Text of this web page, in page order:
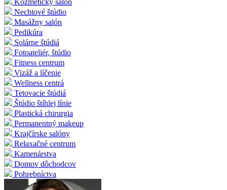
Kozmetický salón
Nechtové štúdio
Masážny salón
Pedikúra
Solárne štúdiá
Fotoateliér, štúdio
Fitness centrum
Vizáž a líčenie
Wellness centrá
Tetovacie štúdiá
Štúdio štíhlej línie
Plastická chirurgia
Permanentný makeup
Krajčírske salóny
Relaxačné centrum
Kamenárstva
Domov dôchodcov
Pohrebníctva